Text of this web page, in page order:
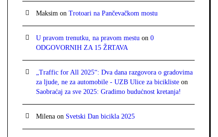
Maksim on Trotoari na Pančevačkom mostu
U pravom trenutku, na pravom mestu on 0
ODGOVORNIH ZA 15 ŽRTAVA
„Traffic for All 2025“: Dva dana razgovora o gradovima
za ljude, ne za automobile - UZB Ulice za bicikliste on
Saobraćaj za sve 2025: Gradimo budućnost kretanja!
Milena on Svetski Dan bicikla 2025